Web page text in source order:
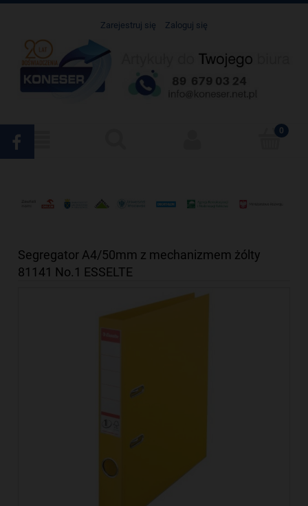
Zarejestruj się Zaloguj się
Segregator A4/50mm z mechanizmem żólty
81141 No.1 ESSELTE